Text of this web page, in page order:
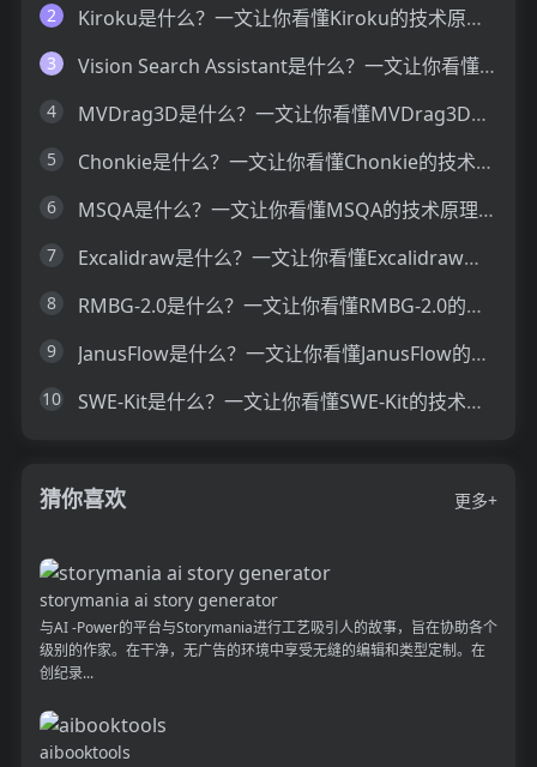
2 Kiroku是什么？一文让你看懂Kiroku的技术原理、主要功能、应用场景
3 Vision Search Assistant是什么？一文让你看懂Vision Search Assistant的技术原理、主要功能、应用场景
4 MVDrag3D是什么？一文让你看懂MVDrag3D的技术原理、主要功能、应用场景
5 Chonkie是什么？一文让你看懂Chonkie的技术原理、主要功能、应用场景
6 MSQA是什么？一文让你看懂MSQA的技术原理、主要功能、应用场景
7 Excalidraw是什么？一文让你看懂Excalidraw的技术原理、主要功能、应用场景
8 RMBG-2.0是什么？一文让你看懂RMBG-2.0的技术原理、主要功能、应用场景
9 JanusFlow是什么？一文让你看懂JanusFlow的技术原理、主要功能、应用场景
10 SWE-Kit是什么？一文让你看懂SWE-Kit的技术原理、主要功能、应用场景
猜你喜欢 更多+
storymania ai story generator
与AI -Power的平台与Storymania进行工艺吸引人的故事，旨在协助各个
级别的作家。在干净，无广告的环境中享受无缝的编辑和类型定制。在
创纪录...
aibooktools